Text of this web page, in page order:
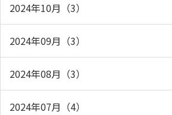
2024年10月（3）
2024年09月（3）
2024年08月（3）
2024年07月（4）